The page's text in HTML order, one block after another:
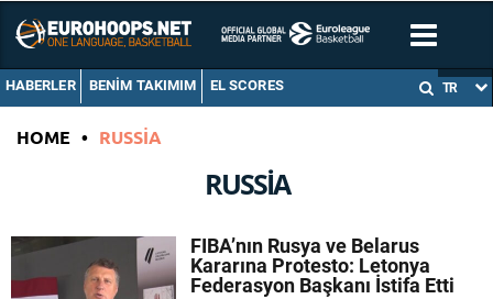
HABERLER BENIM TAKIMIM EL SCORES TR
HOME • RUSSIA
RUSSIA
FIBA’nın Rusya ve Belarus
Kararına Protesto: Letonya
Federasyon Başkanı İstifa Etti